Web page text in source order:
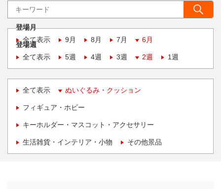
登場月
全て表示
9月 8月 7月 6月
登場週
全て表示
5週 4週 3週 2週 1週
全て表示 ぬいぐるみ・クッション
フィギュア・ホビー
キーホルダー・マスコット・アクセサリー
生活雑貨・インテリア・小物 その他景品